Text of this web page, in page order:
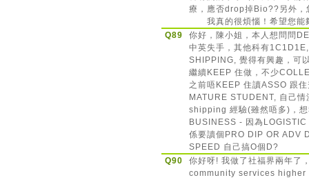
療，應否drop掉Bio??另外，
我真的很煩惱！希望您能
Q89
你好，陳小姐，本人想問問
中英失手，其他科有
SHIPPING, 覺得有興趣，可
繼續KEEP 住做，不少
之前唔KEEP 住讀ASSO 跟
MATURE STUDENT, 自己
shipping 經驗(雖然唔多)，
BUSINESS - 因為
係要讀個PRO DIP OR ADV
SPEED 自己搞O個D?
Q90
你好呀! 我做了社福界兩年了
community services higher